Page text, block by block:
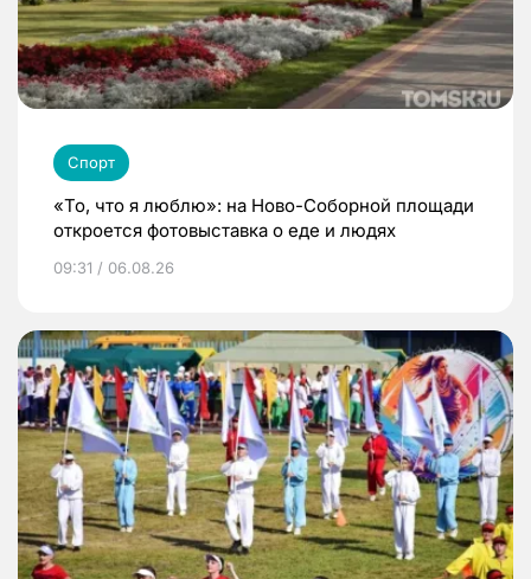
Спорт
«То, что я люблю»: на Ново-Соборной площади
откроется фотовыставка о еде и людях
09:31 / 06.08.26